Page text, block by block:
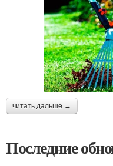
читать дальше →
Последние